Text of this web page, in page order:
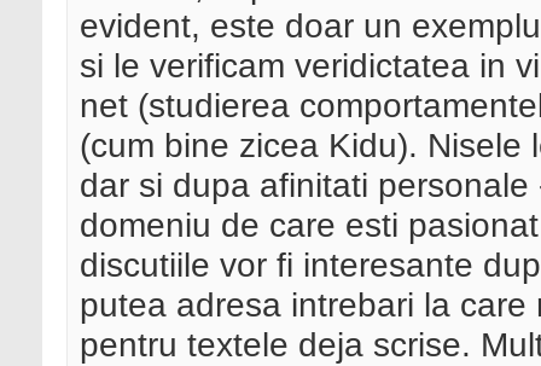
evident, este doar un
si le verificam veridictatea in
net (studierea
(cum bine zicea Kidu).
dar si dupa afinitati
domeniu de care esti
discutiile vor fi interesante
putea adresa intrebari la
pentru textele deja scrise.